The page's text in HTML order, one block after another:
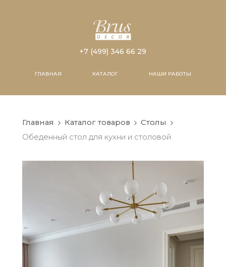
+7 (499) 346 66 29
ГЛАВНАЯ КАТАЛОГ НАШИ РАБОТЫ
Главная Каталог товаров
Столы
Обеденный стол для кухни и столовой